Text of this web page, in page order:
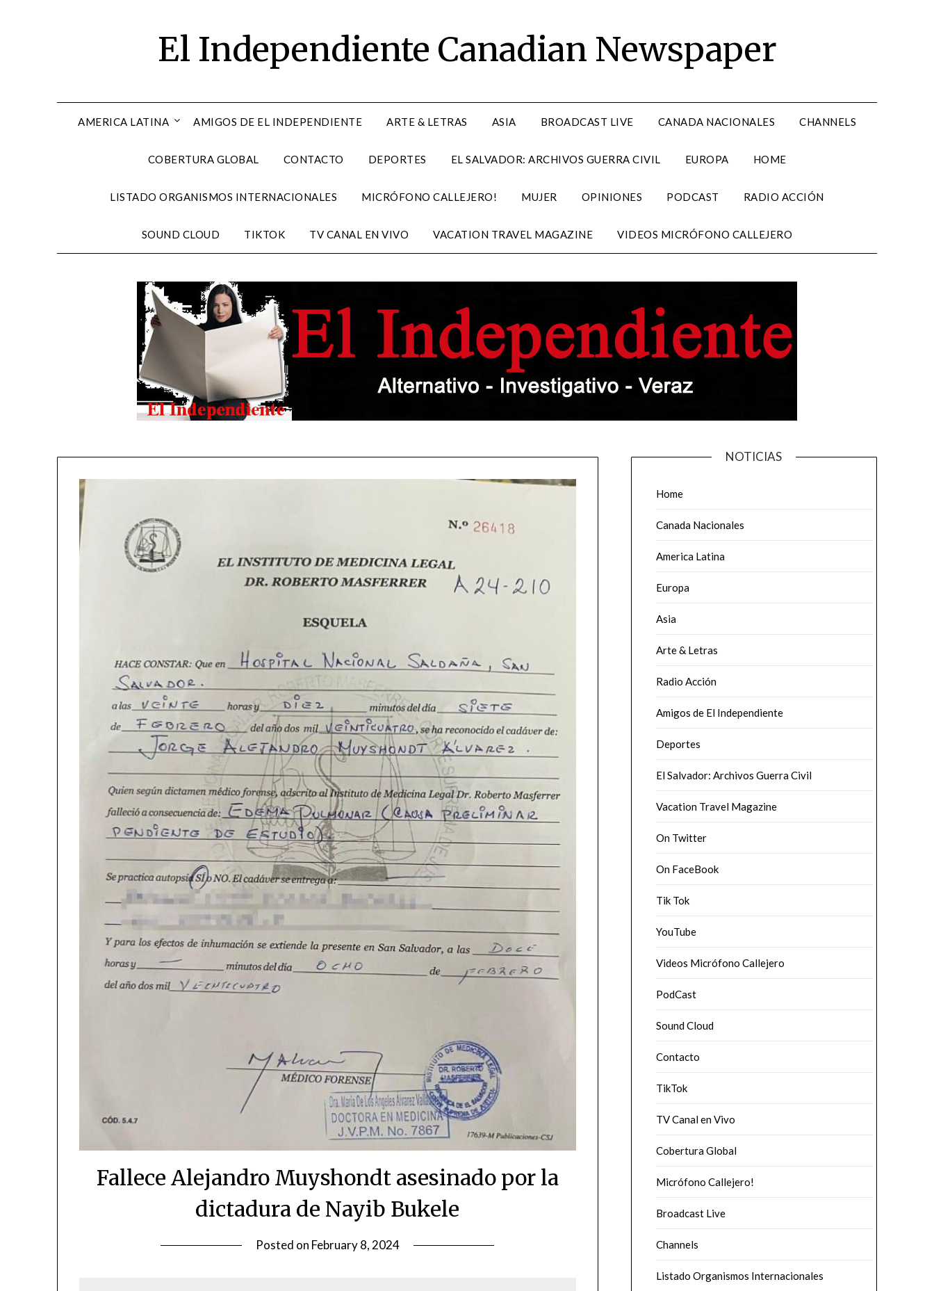
El Independiente Canadian Newspaper
AMERICA LATINA AMIGOS DE EL INDEPENDIENTE ARTE & LETRAS ASIA BROADCAST LIVE CANADA NACIONALES CHANNELS
COBERTURA GLOBAL CONTACTO DEPORTES EL SALVADOR: ARCHIVOS GUERRA CIVIL EUROPA HOME
LISTADO ORGANISMOS INTERNACIONALES MICRÓFONO CALLEJERO! MUJER OPINIONES PODCAST RADIO ACCIÓN
SOUND CLOUD TIKTOK TV CANAL EN VIVO VACATION TRAVEL MAGAZINE VIDEOS MICRÓFONO CALLEJERO
Fallece Alejandro Muyshondt asesinado por la
dictadura de Nayib Bukele
Posted on February 8, 2024by
NOTICIAS
Home
Canada Nacionales
America Latina
Europa
Asia
Arte & Letras
Radio Acción
Amigos de El Independiente
Deportes
El Salvador: Archivos Guerra Civil
Vacation Travel Magazine
On Twitter
On FaceBook
Tik Tok
YouTube
Videos Micrófono Callejero
PodCast
Sound Cloud
Contacto
TikTok
TV Canal en Vivo
Cobertura Global
Micrófono Callejero!
Broadcast Live
Channels
Listado Organismos Internacionales